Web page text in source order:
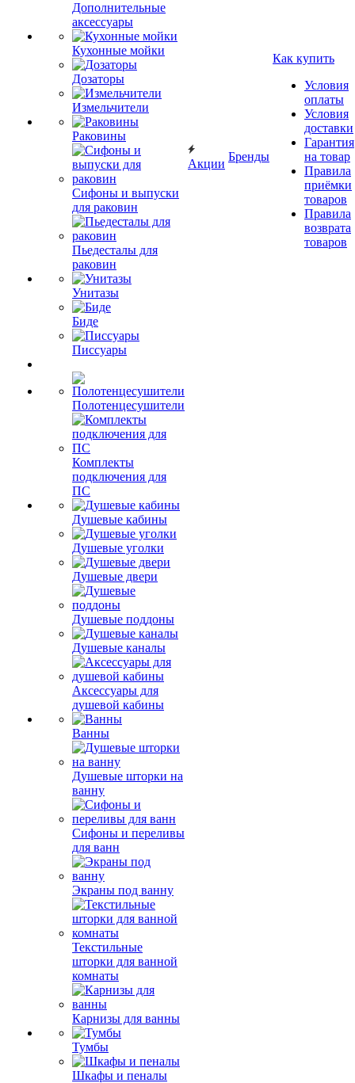
Дополнительные
аксессуары
Кухонные мойки
Дозаторы
Измельчители
Раковины
Сифоны и выпуски
для раковин
Пьедесталы для
раковин
Унитазы
Биде
Писсуары
Полотенцесушители
Комплекты
подключения для
ПС
Душевые кабины
Душевые уголки
Душевые двери
Душевые поддоны
Душевые каналы
Аксессуары для
душевой кабины
Ванны
Душевые шторки на
ванну
Сифоны и переливы
для ванн
Экраны под ванну
Текстильные
шторки для ванной
комнаты
Карнизы для ванны
Тумбы
Шкафы и пеналы
Акции
Бренды
Как купить
Условия
оплаты
Условия
доставки
Гарантия
на товар
Правила
приёмки
товаров
Правила
возврата
товаров